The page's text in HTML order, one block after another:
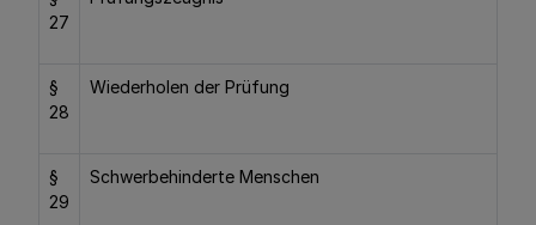
27
§
28
Wiederholen der Prüfung
§
29
Schwerbehinderte Menschen